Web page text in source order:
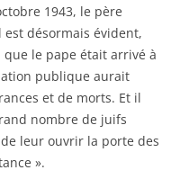
1943, le père
est désormais évident,
le pape était arrivé à
publique aurait
et de morts. Et il
nombre de juifs
leur ouvrir la porte des
».